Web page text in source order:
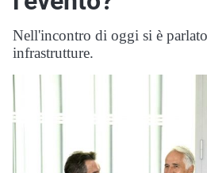
Nell'incontro di oggi si è
infrastrutture.